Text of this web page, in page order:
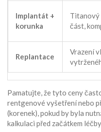
Implantát +
korunka
Titanový
část,
Replantace
Vrazení
Pamatujte, že tyto ceny
rentgenové vyšetření nebo
(korenek), pokud by byla
kalkulaci před začátkem